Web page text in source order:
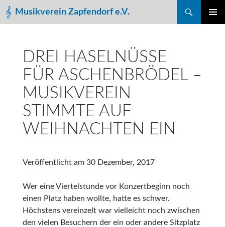
Musikverein Zapfendorf e.V.
Suchen
ZUM
DREI HASELNÜSSE
FÜR ASCHENBRÖDEL –
MUSIKVEREIN
STIMMTE AUF
WEIHNACHTEN EIN
Veröffentlicht am 30 Dezember, 2017
Wer eine Viertelstunde vor Konzertbeginn noch
einen Platz haben wollte, hatte es schwer.
Höchstens vereinzelt war vielleicht noch zwischen
den vielen Besuchern der ein oder andere Sitzplatz